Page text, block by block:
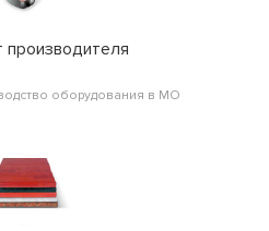
оборудования в МО